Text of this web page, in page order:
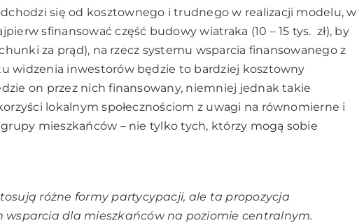
się od kosztownego i trudnego w realizacji modelu, w
sfinansować część budowy wiatraka (10 – 15 tys. zł), by
za prąd), na rzecz systemu wsparcia finansowanego z
widzenia inwestorów będzie to bardziej kosztowny
on przez nich finansowany, niemniej jednak takie
lokalnym społecznościom z uwagi na równomierne i
mieszkańców – nie tylko tych, którzy mogą sobie
różne formy partycypacji, ale ta propozycja
wsparcia dla mieszkańców na poziomie centralnym.